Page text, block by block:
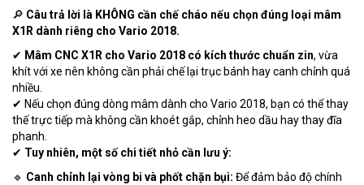
🔎 Câu trả lời là KHÔNG cần chế cháo nếu chọn đúng loại mâm
X1R dành riêng cho Vario 2018.
✔ Mâm CNC X1R cho Vario 2018 có kích thước chuẩn zin, vừa
khít với xe nên không cần phải chế lại trục bánh hay canh chỉnh quá
nhiều.
✔ Nếu chọn đúng dòng mâm dành cho Vario 2018, bạn có thể thay
thế trực tiếp mà không cần khoét gắp, chỉnh heo dầu hay thay đĩa
phanh.
✔ Tuy nhiên, một số chi tiết nhỏ cần lưu ý:
🔹 Canh chỉnh lại vòng bi và phốt chặn bụi: Để đảm bảo độ chính